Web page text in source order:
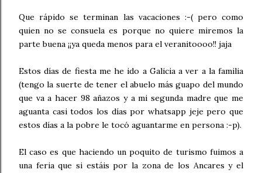
Que rápido se terminan las vacaciones :-( pero como
quien no se consuela es porque no quiere miremos la
parte buena ¡¡ya queda menos para el veranitoooo!! jaja
Estos días de fiesta me he ido a Galicia a ver a la familia
(tengo la suerte de tener el abuelo más guapo del mundo
que va a hacer 98 añazos y a mi segunda madre que me
aguanta casi todos los días por whatsapp jeje pero que
estos días a la pobre le tocó aguantarme en persona :-p).
El caso es que haciendo un poquito de turismo fuimos a
una feria que si estáis por la zona de los Ancares y el